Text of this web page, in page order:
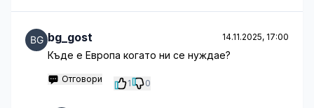
bg_gost 14.11.2025, 17:00
Къде е Европа когато ни се нуждае?
Отговори 1 0